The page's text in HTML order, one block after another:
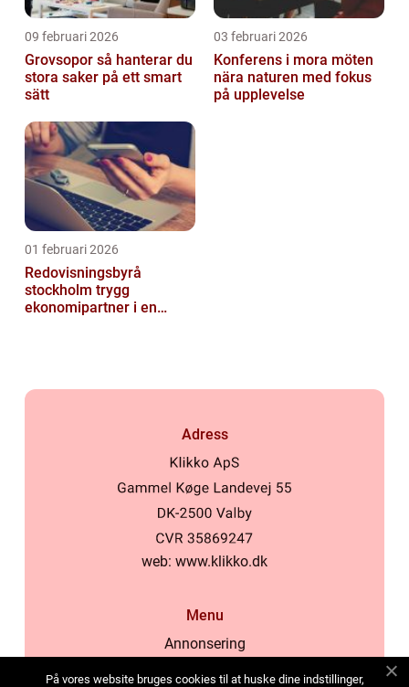
09 februari 2026
Grovsopor så hanterar du
stora saker på ett smart
sätt
03 februari 2026
Konferens i mora möten
nära naturen med fokus
på upplevelse
01 februari 2026
Redovisningsbyrå
stockholm trygg
ekonomipartner i en
Adress
web: www.klikko.dk
Menu
Annonsering
På vores website bruges cookies til at huske dine indstillinger,